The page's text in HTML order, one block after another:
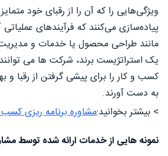
ویژگی‌هایی را که آن را از رقبای خود
پیاده‌سازی می‌کنند که فرآیندهای عملیاتی
مانند طراحی محصول یا خدمات و
یک استراتژیست برند، شرکت ها می
کسب و کار را برای پیشی گرفتن از رقبا و
به دست آورند.
> بیشتر بخوانید:مشاوره برنامه ریزی کسب
نمونه هایی از خدمات ارائه شده توسط